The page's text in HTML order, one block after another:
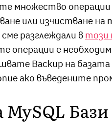
множество
или изчистване на
разглеждали в този
операции е
Backup на
ако въведените
MySQL